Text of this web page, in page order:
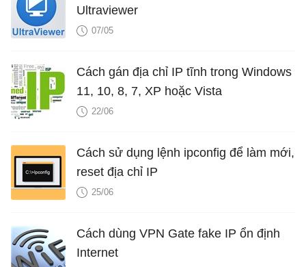
Ultraviewer
07/05
Cách gán địa chỉ IP tĩnh trong Windows
11, 10, 8, 7, XP hoặc Vista
22/06
Cách sử dụng lệnh ipconfig để làm mới,
reset địa chỉ IP
25/06
Cách dùng VPN Gate fake IP ổn định
Internet